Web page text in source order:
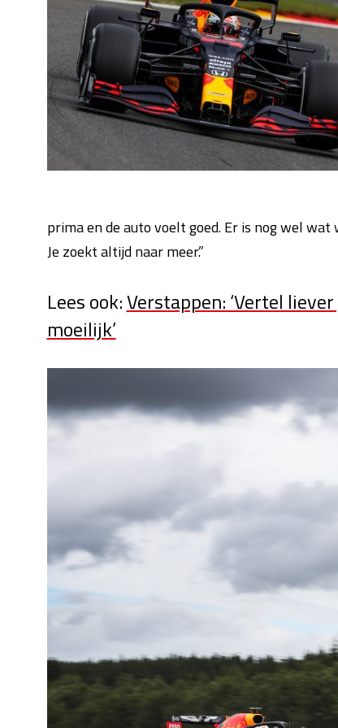
prima en de auto voelt goed. Er is nog wel
Je zoekt altijd naar meer.”
Lees ook:Verstappen: ‘Vertel
moeilijk’